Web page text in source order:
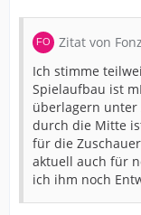
Zitat von
Ich stimme
Spielaufbau ist
überlagern unter
durch die Mitte
für die
aktuell auch für
ich ihm noch